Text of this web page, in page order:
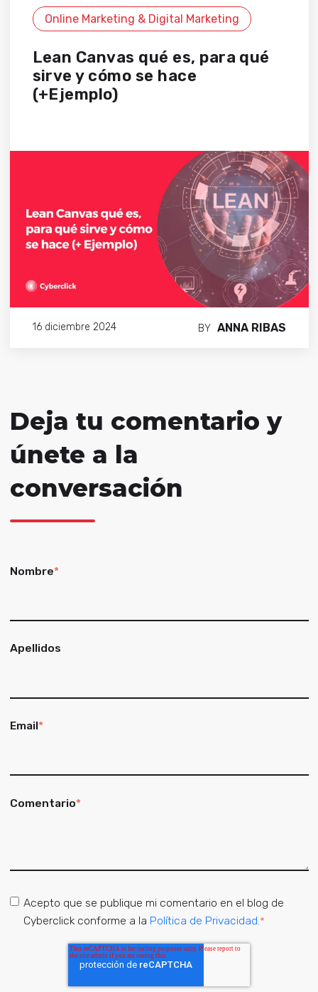
Online Marketing & Digital Marketing
Lean Canvas qué es, para qué
sirve y cómo se hace
(+Ejemplo)
16 diciembre 2024 BY ANNA RIBAS
Deja tu comentario y
únete a la
conversación
Nombre*
Apellidos
Email*
Comentario*
Acepto que se publique mi comentario en el blog de
Cyberclick conforme a la Política de Privacidad.*